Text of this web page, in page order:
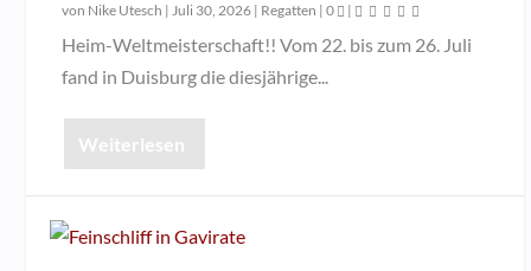
von Nike Utesch |Juli 30, 2026 | Regatten |0 |
Heim-Weltmeisterschaft!! Vom 22. bis zum 26. Juli
fand in Duisburg die diesjährige...
Weiterlesen